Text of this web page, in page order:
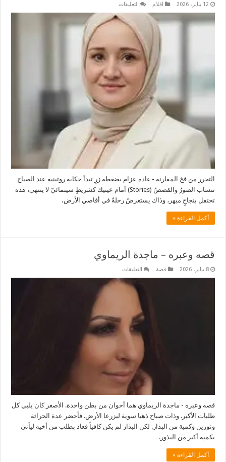
12 يناير، 2026 اقلام التعليقات
من
فخ
عزام
مغلقة
التحرر من فخ المقارنة - غادة عزام بضغطة زرٍ تبدأ حكاية روتينية عند الصباح
تنساب الصورُ والقصصُ (Stories) أمام عينيك كشريطٍ سينمائيّ لا ينتهي، هذه
تحتفل بنجاحٍ مبهر، وذاك يستعرضُ رحلةً في أقاصي الأرض،
أكمل القراءة »
قصه وعبره – ماجدة الريماوي
8 يناير، 2026 قصة التعليقات
وعبره
قصه وعبره - ماجدة الريماوي هما أخوان من بطن واحدة. الأصغر كان يلبي كل
طلبات الأكبر. وذات صباح ذهبا سوية ليزرعا الأرض. فأحضر عدة الحراثة
وثورين وكمية من البذار. لكن البذار لم يكن كافياً فعاد بطلب من أخيه ليأتي
بكمية أكبر من البذور.
أكمل القراءة »